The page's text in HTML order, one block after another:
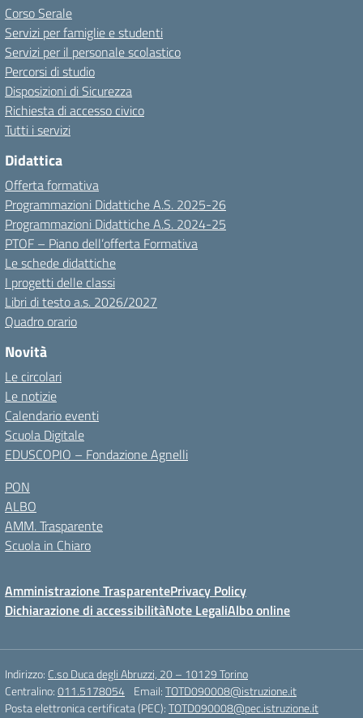
Corso Serale
Servizi per famiglie e studenti
Servizi per il personale scolastico
Percorsi di studio
Disposizioni di Sicurezza
Richiesta di accesso civico
Tutti i servizi
Didattica
Offerta formativa
Programmazioni Didattiche A.S. 2025-26
Programmazioni Didattiche A.S. 2024-25
PTOF – Piano dell’offerta Formativa
Le schede didattiche
I progetti delle classi
Libri di testo a.s. 2026/2027
Quadro orario
Novità
Le circolari
Le notizie
Calendario eventi
Scuola Digitale
EDUSCOPIO – Fondazione Agnelli
PON
ALBO
AMM. Trasparente
Scuola in Chiaro
Amministrazione TrasparentePrivacy Policy
Dichiarazione di accessibilitàNote LegaliAlbo online
Indirizzo: C.so Duca degli Abruzzi, 20 – 10129 Torino
Centralino:011.5178054 Email:TOTD090008@istruzione.it
Posta elettronica certificata (PEC):TOTD090008@pec.istruzione.it